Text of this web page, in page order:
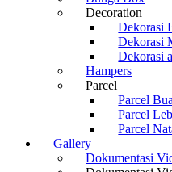
Decoration
Dekorasi
Dekorasi
Dekorasi
Hampers
Parcel
Parcel
Parcel
Parcel
Gallery
Dokumentasi